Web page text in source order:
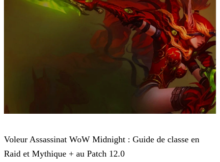
Voleur Assassinat WoW Midnight : Guide de classe en
Raid et Mythique + au Patch 12.0